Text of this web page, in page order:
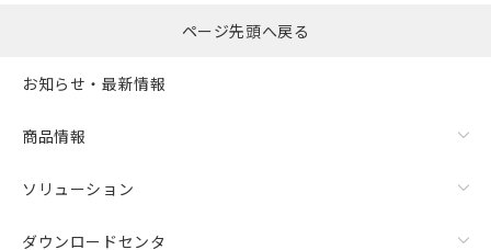
ページ先頭へ戻る
お知らせ・最新情報
商品情報
ソリューション
ダウンロードセンタ